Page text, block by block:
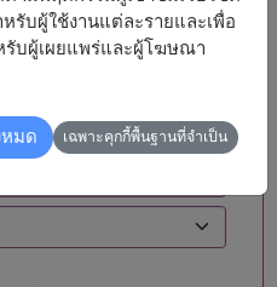
ณีย์
รับผู้ใช้งานแต่ละรายและเพื่อ
บผู้เผยแพร่และผู้โฆษณา
มด เฉพาะคุกกี้พื้นฐานที่จำเป็น